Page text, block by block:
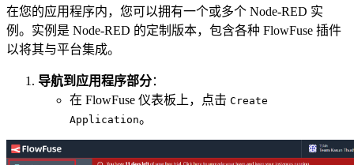
在您的应用程序内，您可以拥有一个或多个 Node-RED 实
例。实例是 Node-RED 的定制版本，包含各种 FlowFuse 插件
以将其与平台集成。
导航到应用程序部分：
在 FlowFuse 仪表板上，点击 Create
Application。